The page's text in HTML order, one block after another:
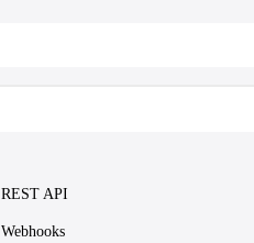
REST API
Webhooks